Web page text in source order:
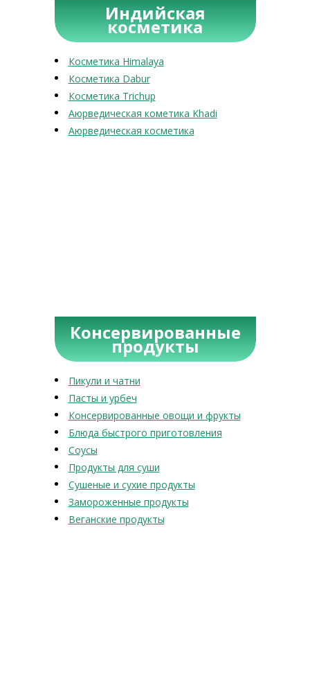
Индийская
косметика
Косметика Himalaya
Косметика Dabur
Косметика Trichup
Аюрведическая кометика Khadi
Аюрведическая косметика
Консервированные
продукты
Пикули и чатни
Пасты и урбеч
Консервированные овощи и фрукты
Блюда быстрого приготовления
Соусы
Продукты для суши
Сушеные и сухие продукты
Замороженные продукты
Веганские продукты